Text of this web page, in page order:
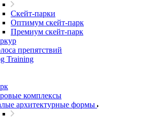
Скейт-парки
Оптимум скейт-парк
Премиум скейт-парк
препятствий
Training
комплексы
архитектурные формы